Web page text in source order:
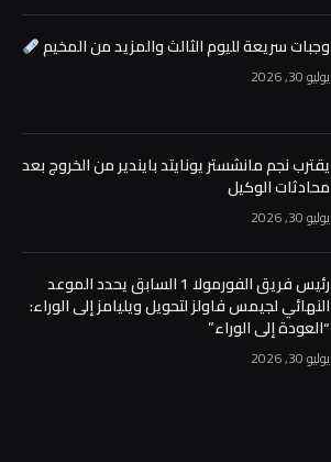
وجبات سريعة لليوم الثالث والمزيد من المخيم
يوليو 30, 2026
يقترب نجم مانشستر يونايتد بايندير من الخروج بعد
محادثات الوكيل
يوليو 30, 2026
رئيس فريق الفورمولا 1 السابق يحدد الموعد
النهائي لجيمس فاولز لتحويل ويليامز إلى الوراء:
“العودة إلى الوراء”
يوليو 30, 2026